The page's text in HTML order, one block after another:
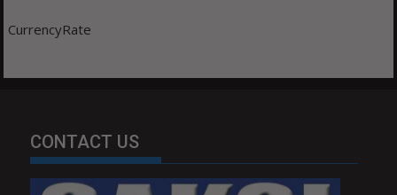
CurrencyRate
CONTACT US